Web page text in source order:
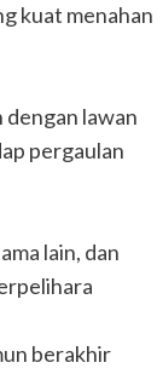
kuat menahan
lawan
pergaulan
lain, dan
berakhir